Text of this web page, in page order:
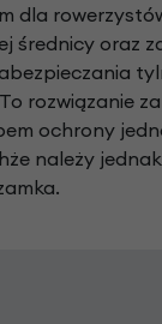
dla
średnicy oraz
rozwiązanie
ochrony
należy